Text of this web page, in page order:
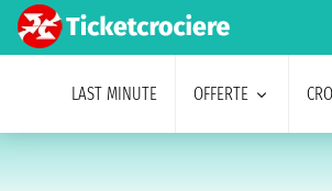
LAST MINUTE OFFERTE